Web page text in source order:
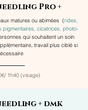
Pro +
matures ou abimées (rides,
pigmentaires, cicatrices, photo-
qui souhaitent un soin
travail plus ciblé si
1h40 (visage)
+ dmk